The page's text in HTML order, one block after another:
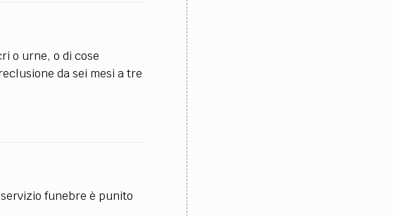
PARTNER
o urne, o di cose
da sei mesi a tre
funebre è punito